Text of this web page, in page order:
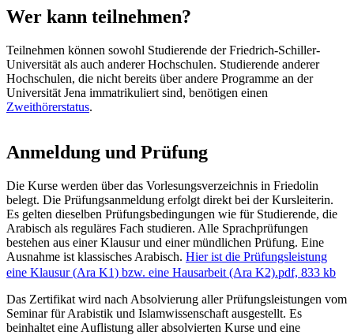
Wer kann teilnehmen?
Teilnehmen können sowohl Studierende der Friedrich-Schiller-
Universität als auch anderer Hochschulen. Studierende anderer
Hochschulen, die nicht bereits über andere Programme an der
Universität Jena immatrikuliert sind, benötigen einen
Zweithörerstatus.
Anmeldung und Prüfung
Die Kurse werden über das Vorlesungsverzeichnis in Friedolin
belegt. Die Prüfungsanmeldung erfolgt direkt bei der Kursleiterin.
Es gelten dieselben Prüfungsbedingungen wie für Studierende, die
Arabisch als reguläres Fach studieren. Alle Sprachprüfungen
bestehen aus einer Klausur und einer mündlichen Prüfung. Eine
Ausnahme ist klassisches Arabisch. Hier ist die Prüfungsleistung
eine Klausur (Ara K1) bzw. eine Hausarbeit (Ara K2).pdf, 833 kb
Das Zertifikat wird nach Absolvierung aller Prüfungsleistungen vom
Seminar für Arabistik und Islamwissenschaft ausgestellt. Es
beinhaltet eine Auflistung aller absolvierten Kurse und eine